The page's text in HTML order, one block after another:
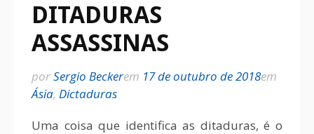
DITADURAS
ASSASSINAS
porSergio Beckerem 17 de outubro de 2018em
Ásia, Dictaduras
Uma coisa que identifica as ditaduras, é o